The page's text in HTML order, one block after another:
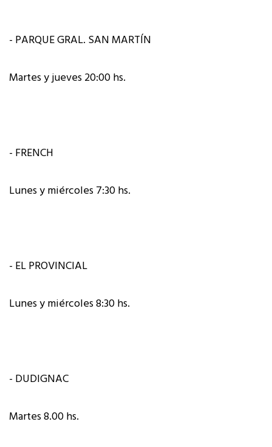
- PARQUE GRAL. SAN MARTÍN
Martes y jueves 20:00 hs.
- FRENCH
Lunes y miércoles 7:30 hs.
- EL PROVINCIAL
Lunes y miércoles 8:30 hs.
- DUDIGNAC
Martes 8.00 hs.